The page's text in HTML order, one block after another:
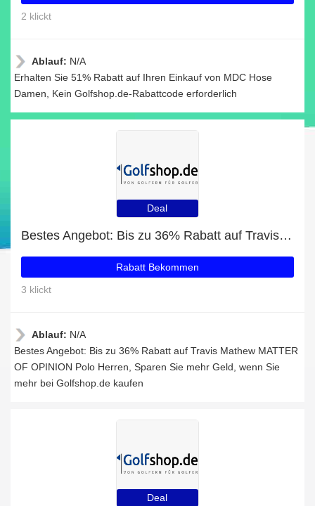
2 klickt
Ablauf: N/A
Erhalten Sie 51% Rabatt auf Ihren Einkauf von MDC Hose
Damen, Kein Golfshop.de-Rabattcode erforderlich
Deal
Bestes Angebot: Bis zu 36% Rabatt auf Travis Mathew MATTER OF OPINION Polo Herren
Rabatt Bekommen
3 klickt
Ablauf: N/A
Bestes Angebot: Bis zu 36% Rabatt auf Travis Mathew MATTER
OF OPINION Polo Herren, Sparen Sie mehr Geld, wenn Sie
mehr bei Golfshop.de kaufen
Deal